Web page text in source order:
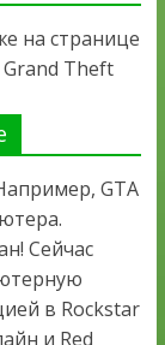
на странице
Theft
GTA
Сейчас
в Rockstar
и Red